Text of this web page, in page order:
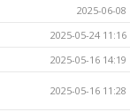
2025-06-08
2025-05-24 11:16
2025-05-16 14:19
2025-05-16 11:28